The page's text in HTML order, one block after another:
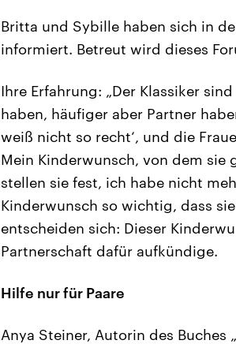
Britta und Sybille haben sich in
informiert. Betreut wird dieses
Ihre Erfahrung: „Der Klassiker
haben, häufiger aber Partner
weiß nicht so recht‘, und die
Mein Kinderwunsch, von dem sie
stellen sie fest, ich habe nicht
Kinderwunsch so wichtig, dass
entscheiden sich: Dieser
Partnerschaft dafür aufkündige.
Hilfe nur für Paare
Anya Steiner, Autorin des Buches